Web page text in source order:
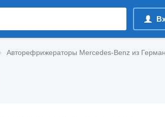
Авторефрижераторы Mercedes-Benz из